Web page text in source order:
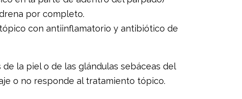
por completo.
con antiinflamatorio y antibiótico de
la piel o de las glándulas sebáceas del
o no responde al tratamiento tópico.